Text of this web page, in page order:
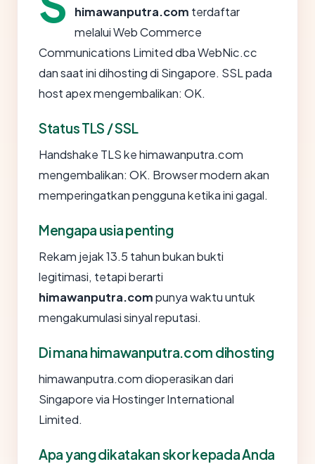
himawanputra.com terdaftar
melalui Web Commerce
Communications Limited dba WebNic.cc
dan saat ini dihosting di Singapore. SSL pada
host apex mengembalikan: OK.
Status TLS / SSL
Handshake TLS ke himawanputra.com
mengembalikan: OK. Browser modern akan
memperingatkan pengguna ketika ini gagal.
Mengapa usia penting
Rekam jejak 13.5 tahun bukan bukti
legitimasi, tetapi berarti
himawanputra.compunya waktu untuk
mengakumulasi sinyal reputasi.
Di mana himawanputra.com dihosting
himawanputra.com dioperasikan dari
Singapore via Hostinger International
Limited.
Apa yang dikatakan skor kepada Anda